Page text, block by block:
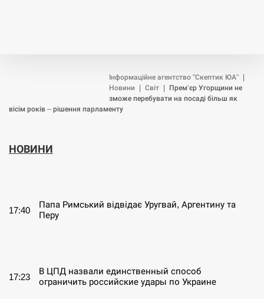
Інформаційне агентство "Скептик ЮА"
Новини
Світ
Прем’єр Угорщини не
зможе перебувати на посаді більш як
вісім років – рішення парламенту
НОВИНИ
17:40
Папа Римський відвідає Уругвай, Аргентину та
Перу
17:23
В ЦПД назвали единственный способ
ограничить российские удары по Украине